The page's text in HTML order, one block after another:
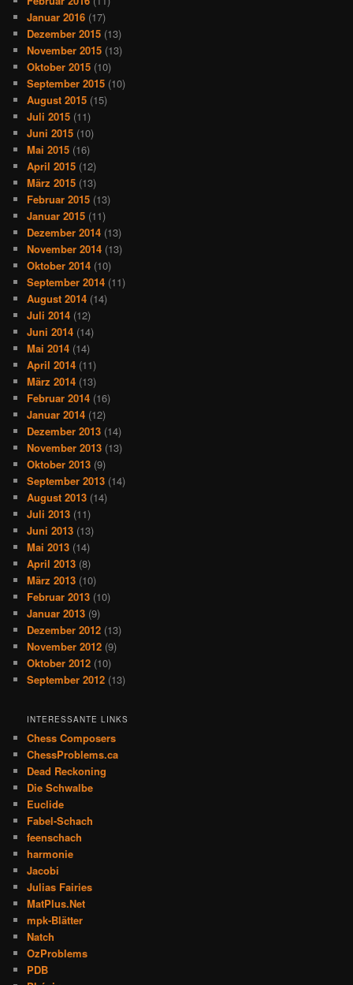
Januar 2016 (17)
Dezember 2015 (13)
November 2015 (13)
Oktober 2015 (10)
September 2015 (10)
August 2015 (15)
Juli 2015 (11)
Juni 2015 (10)
Mai 2015 (16)
April 2015 (12)
März 2015 (13)
Februar 2015 (13)
Januar 2015 (11)
Dezember 2014 (13)
November 2014 (13)
Oktober 2014 (10)
September 2014 (11)
August 2014 (14)
Juli 2014 (12)
Juni 2014 (14)
Mai 2014 (14)
April 2014 (11)
März 2014 (13)
Februar 2014 (16)
Januar 2014 (12)
Dezember 2013 (14)
November 2013 (13)
Oktober 2013 (9)
September 2013 (14)
August 2013 (14)
Juli 2013 (11)
Juni 2013 (13)
Mai 2013 (14)
April 2013 (8)
März 2013 (10)
Februar 2013 (10)
Januar 2013 (9)
Dezember 2012 (13)
November 2012 (9)
Oktober 2012 (10)
September 2012 (13)
INTERESSANTE LINKS
Chess Composers
ChessProblems.ca
Dead Reckoning
Die Schwalbe
Euclide
Fabel-Schach
feenschach
harmonie
Jacobi
Julias Fairies
MatPlus.Net
mpk-Blätter
Natch
OzProblems
PDB